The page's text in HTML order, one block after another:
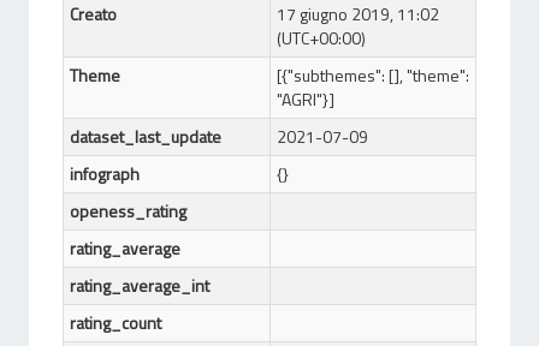
Creato
17 giugno 2019, 11:02
(UTC+00:00)
Theme
[{"subthemes": [], "theme":
"AGRI"}]
dataset_last_update
2021-07-09
infograph
{}
openess_rating
rating_average
rating_average_int
rating_count